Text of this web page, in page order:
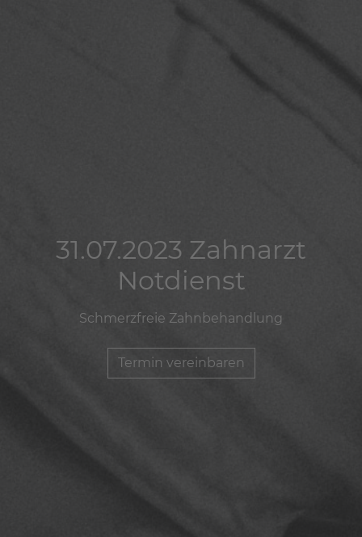
31.07.2023 Zahnarzt
Notdienst
Schmerzfreie Zahnbehandlung
Termin vereinbaren
31.07.2023 Zahnarzt
Notdienst
Schmerzfreie Zahnbehandlung
Termin vereinbaren
31.07.2023 Zahnarzt
Notdienst
Schmerzfreie Zahnbehandlung
Termin vereinbaren